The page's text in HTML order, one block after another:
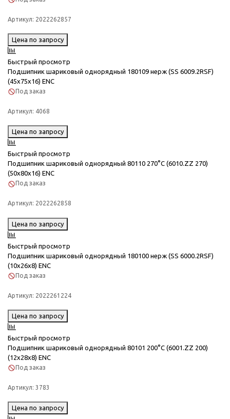
Артикул: 2022262857
Цена по запросу
Быстрый просмотр
Подшипник шариковый однорядный 180109 нерж (SS 6009.2RSF)
(45x75x16) ENC
Под заказ
Артикул: 4068
Цена по запросу
Быстрый просмотр
Подшипник шариковый однорядный 80110 270°C (6010.ZZ 270)
(50x80x16) ENC
Под заказ
Артикул: 2022262858
Цена по запросу
Быстрый просмотр
Подшипник шариковый однорядный 180100 нерж (SS 6000.2RSF)
(10x26x8) ENC
Под заказ
Артикул: 2022261224
Цена по запросу
Быстрый просмотр
Подшипник шариковый однорядный 80101 200°C (6001.ZZ 200)
(12x28x8) ENC
Под заказ
Артикул: 3783
Цена по запросу